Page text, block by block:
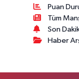
Puan
Tüm
Son
Haber